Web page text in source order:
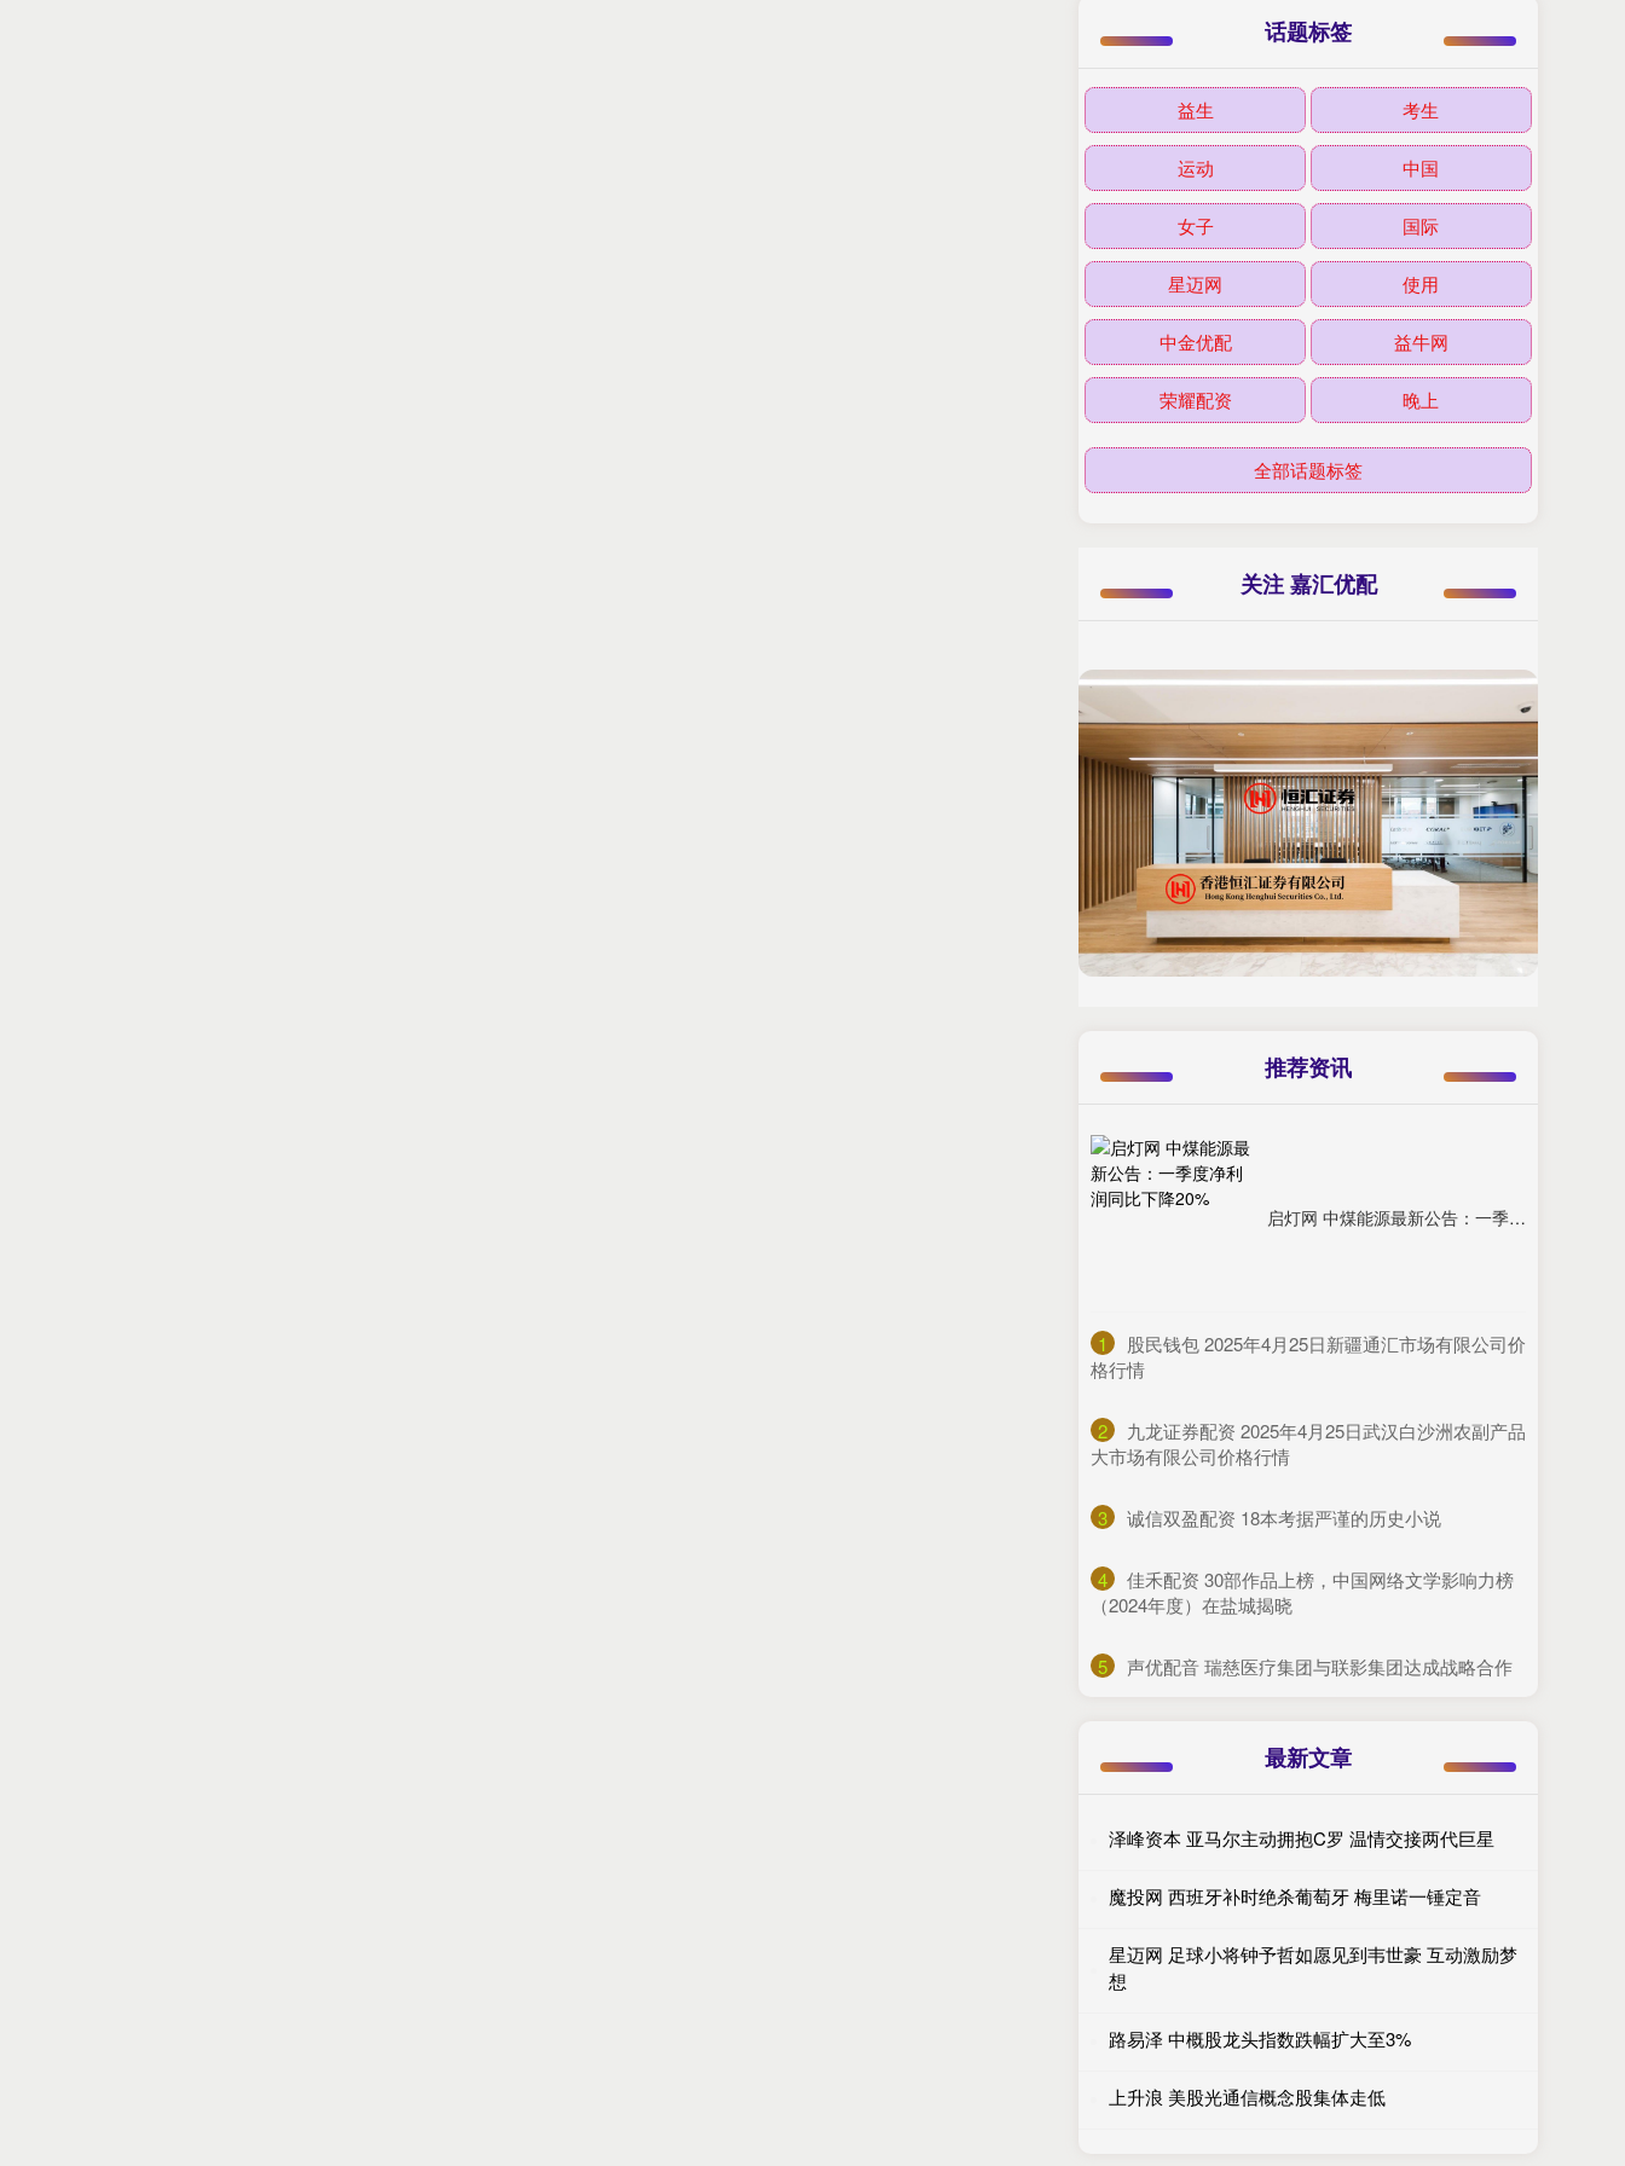
话题标签
益生 考生
运动 中国
女子 国际
星迈网 使用
中金优配 益牛网
荣耀配资 晚上
全部话题标签
关注 嘉汇优配
推荐资讯
启灯网 中煤能源最新公告：一季度净利润同比下降20%
1
​股民钱包 2025年4月25日新疆通汇市场有限公司价
格行情
2
​九龙证券配资 2025年4月25日武汉白沙洲农副产品
大市场有限公司价格行情
3 ​诚信双盈配资 18本考据严谨的历史小说
4
​佳禾配资 30部作品上榜，中国网络文学影响力榜
（2024年度）在盐城揭晓
5 ​声优配音 瑞慈医疗集团与联影集团达成战略合作
最新文章
泽峰资本 亚马尔主动拥抱C罗 温情交接两代巨星
魔投网 西班牙补时绝杀葡萄牙 梅里诺一锤定音
星迈网 足球小将钟予哲如愿见到韦世豪 互动激励梦
想
路易泽 中概股龙头指数跌幅扩大至3%
上升浪 美股光通信概念股集体走低